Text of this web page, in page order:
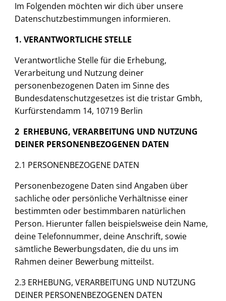
Im Folgenden möchten wir dich über unsere
Datenschutzbestimmungen informieren.
1. VERANTWORTLICHE STELLE
Verantwortliche Stelle für die Erhebung,
Verarbeitung und Nutzung deiner
personenbezogenen Daten im Sinne des
Bundesdatenschutzgesetzes ist die tristar Gmbh,
Kurfürstendamm 14, 10719 Berlin
2 ERHEBUNG, VERARBEITUNG UND NUTZUNG
DEINER PERSONENBEZOGENEN DATEN
2.1 PERSONENBEZOGENE DATEN
Personenbezogene Daten sind Angaben über
sachliche oder persönliche Verhältnisse einer
bestimmten oder bestimmbaren natürlichen
Person. Hierunter fallen beispielsweise dein Name,
deine Telefonnummer, deine Anschrift, sowie
sämtliche Bewerbungsdaten, die du uns im
Rahmen deiner Bewerbung mitteilst.
2.3 ERHEBUNG, VERARBEITUNG UND NUTZUNG
DEINER PERSONENBEZOGENEN DATEN